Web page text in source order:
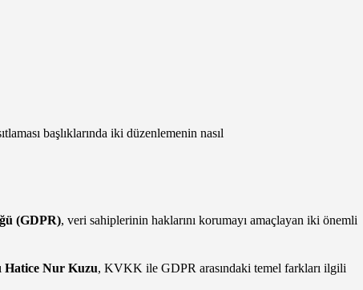
başlıklarında iki düzenlemenin nasıl
(GDPR), veri sahiplerinin haklarını korumayı amaçlayan iki önemli
Hatice Nur Kuzu, KVKK ile GDPR arasındaki temel farkları ilgili